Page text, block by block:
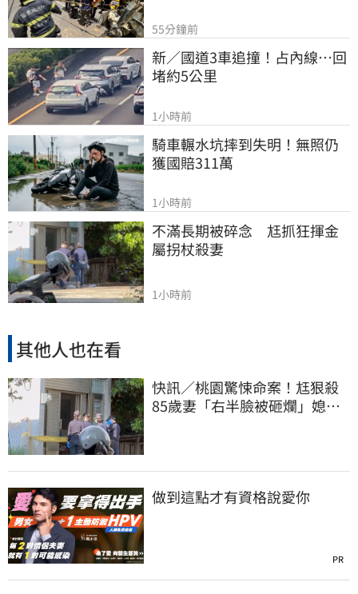
55分鐘前
新／國道3車追撞！占內線…回
堵約5公里
1小時前
騎車輾水坑摔到失明！無照仍
獲國賠311萬
1小時前
不滿長期被碎念　尪抓狂揮金
屬拐杖殺妻
1小時前
其他人也在看
快訊／桃園驚悚命案！尪狠殺
85歲妻「右半臉被砸爛」媳報
做到這點才有資格說愛你
PR